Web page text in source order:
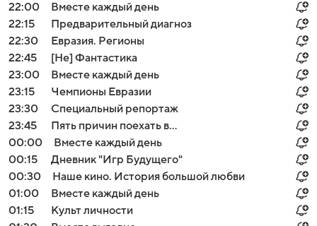
22:00
Вместе каждый день
22:15
Предварительный диагноз
22:30
Евразия. Регионы
22:45
[Не] Фантастика
23:00
Вместе каждый день
23:15
Чемпионы Евразии
23:30
Специальный репортаж
23:45
Пять причин поехать в...
00:00
Вместе каждый день
00:15
Дневник "Игр Будущего"
00:30
Наше кино. История большой любви
01:00
Вместе каждый день
01:15
Культ личности